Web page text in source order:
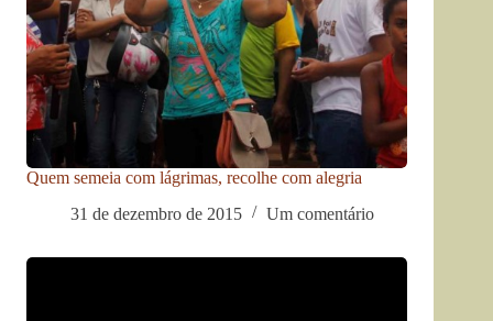
Quem semeia com lágrimas, recolhe com alegria
31 de dezembro de 2015
Um comentário